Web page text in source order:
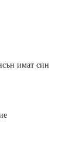
имат син